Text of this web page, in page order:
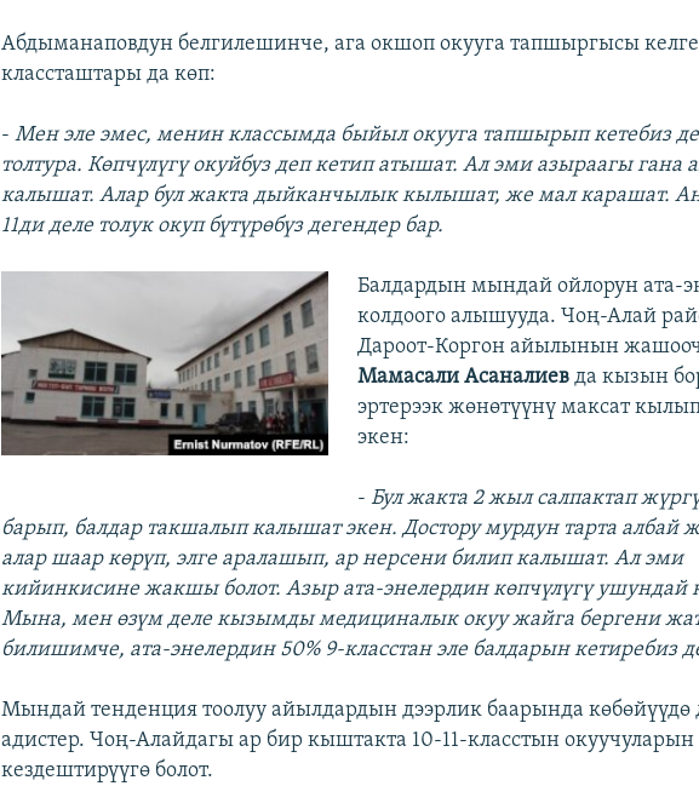
Абдыманаповдун белгилешинче, ага окшоп окууга тапшыргысы
классташтары да көп:
- Мен эле эмес, менин классымда быйыл окууга тапшырып кетебиз
толтура. Көпчүлүгү окуйбуз деп кетип атышат. Ал эми азыраагы гана
калышат. Алар бул жакта дыйканчылык кылышат, же мал карашат.
11ди деле толук окуп бүтүрөбүз дегендер бар.
Балдардын мындай ойлорун ата-
колдоого алышууда. Чоң-Алай
Дароот-Коргон айылынын
Мамасали Асаналиевда кызын
эртерээк жөнөтүүнү максат
экен:
- Бул жакта 2 жыл салпактап
барып, балдар такшалып калышат экен. Достору мурдун тарта албай
алар шаар көрүп, элге аралашып, ар нерсени билип калышат. Ал эми
кийинкисине жакшы болот. Азыр ата-энелердин көпчүлүгү ушундай
Мына, мен өзүм деле кызымды медициналык окуу жайга бергени
билишимче, ата-энелердин 50% 9-класстан эле балдарын кетиребиз
Мындай тенденция тоолуу айылдардын дээрлик баарында көбөйүүдө
адистер. Чоң-Алайдагы ар бир кыштакта 10-11-класстын окуучуларын
кездештирүүгө болот.